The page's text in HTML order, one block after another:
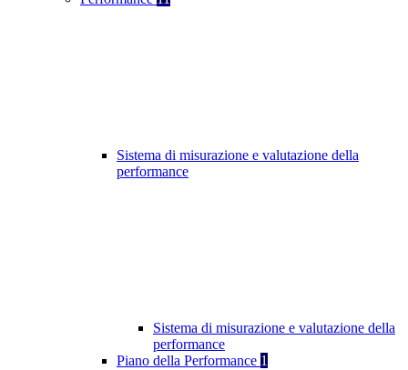
Sistema di misurazione e valutazione della
performance
Sistema di misurazione e valutazione della
performance
Piano della Performance 1